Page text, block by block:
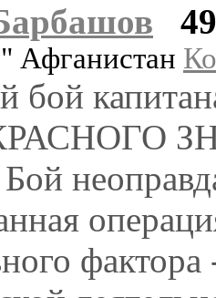
Афганистан
бой
КРАСНОГО